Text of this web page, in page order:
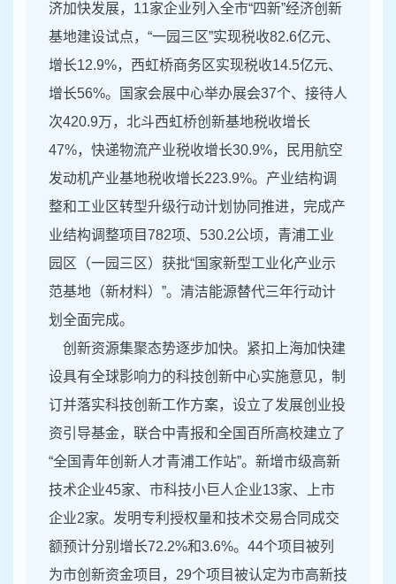
济加快发展，11家企业列入全市“四新”经济创新
基地建设试点，“一园三区”实现税收82.6亿元、
增长12.9%，西虹桥商务区实现税收14.5亿元、
增长56%。国家会展中心举办展会37个、接待人
次420.9万，北斗西虹桥创新基地税收增长
47%，快递物流产业税收增长30.9%，民用航空
发动机产业基地税收增长223.9%。产业结构调
整和工业区转型升级行动计划协同推进，完成产
业结构调整项目782项、530.2公顷，青浦工业
园区（一园三区）获批“国家新型工业化产业示
范基地（新材料）”。清洁能源替代三年行动计
划全面完成。
创新资源集聚态势逐步加快。紧扣上海加快建
设具有全球影响力的科技创新中心实施意见，制
订并落实科技创新工作方案，设立了发展创业投
资引导基金，联合中青报和全国百所高校建立了
“全国青年创新人才青浦工作站”。新增市级高新
技术企业45家、市科技小巨人企业13家、上市
企业2家。发明专利授权量和技术交易合同成交
额预计分别增长72.2%和3.6%。44个项目被列
为市创新资金项目，29个项目被认定为市高新技